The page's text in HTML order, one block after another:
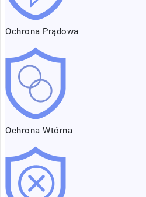
Ochrona Prądowa
Ochrona Wtórna